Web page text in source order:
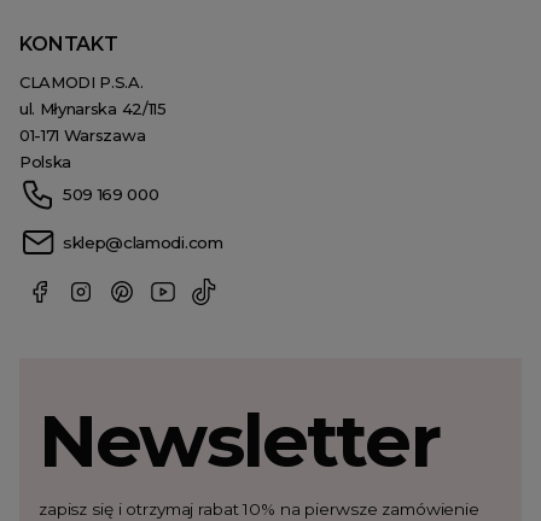
KONTAKT
CLAMODI P.S.A.
ul. Młynarska 42/115
01-171 Warszawa
Polska
509 169 000
sklep@clamodi.com
Newsletter
zapisz się i otrzymaj rabat 10% na pierwsze zamówienie